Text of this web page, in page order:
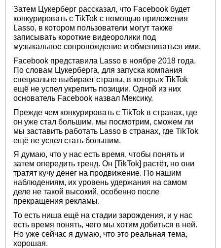
Затем Цукерберг рассказал, что Facebook будет
конкурировать с TikTok с помощью приложения
Lasso, в котором пользователи могут также
записывать короткие видеоролики под
музыкальное сопровождение и обмениваться ими.
Facebook представила Lasso в ноябре 2018 года.
По словам Цукерберга, для запуска компания
специально выбирает страны, в которых TikTok
ещё не успел укрепить позиции. Одной из них
основатель Facebook назвал Мексику.
Прежде чем конкурировать с TikTok в странах, где
он уже стал большим, мы посмотрим, сможем ли
мы заставить работать Lasso в странах, где TikTok
ещё не успел стать большим.
Я думаю, что у нас есть время, чтобы понять и
затем опередить тренд. Он [TikTok] растёт, но они
тратят кучу денег на продвижение. По нашим
наблюдениям, их уровень удержания на самом
деле не такой высокий, особенно после
прекращения рекламы.
То есть ниша ещё на стадии зарождения, и у нас
есть время понять, чего мы хотим добиться в ней.
Но уже сейчас я думаю, что это реальная тема,
хорошая.